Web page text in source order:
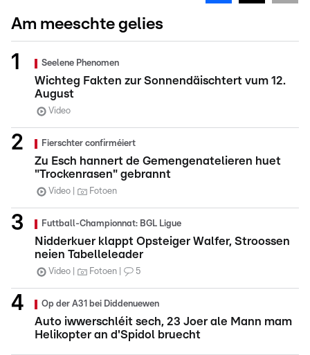
Am meeschte gelies
Seelene Phenomen
Wichteg Fakten zur Sonnendäischtert vum 12.
August
Video
Fierschter confirméiert
Zu Esch hannert de Gemengenatelieren huet
"Trockenrasen" gebrannt
Video Fotoen
Futtball-Championnat: BGL Ligue
Nidderkuer klappt Opsteiger Walfer, Stroossen
neien Tabelleleader
Video Fotoen 5
Op der A31 bei Diddenuewen
Auto iwwerschléit sech, 23 Joer ale Mann mam
Helikopter an d'Spidol bruecht